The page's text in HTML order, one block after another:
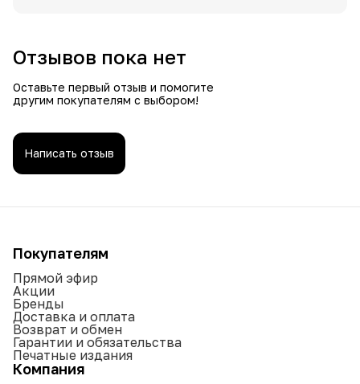
Отзывов пока нет
Оставьте первый отзыв и помогите
другим покупателям с выбором!
Написать отзыв
Покупателям
Прямой эфир
Акции
Бренды
Доставка и оплата
Возврат и обмен
Гарантии и обязательства
Печатные издания
Компания